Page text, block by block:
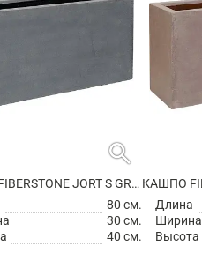
search
КАШПО FIBERSTONE JORT S GREY
80 см.
30 см.
40 см.
Длина
Ширина
Высота